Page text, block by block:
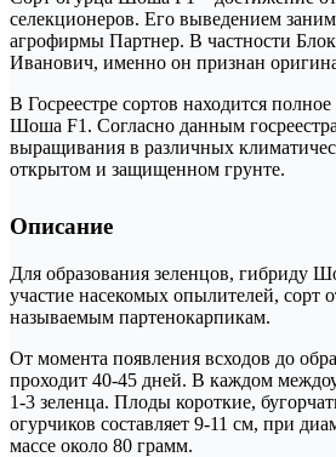
селекционеров. Его выведением
агрофирмы Партнер. В частности
Иванович, именно он признан
В Госреестре сортов находится
Шоша F1. Согласно данным
выращивания в различных
открытом и защищенном грунте.
Описание
Для образования зеленцов, гибриду
участие насекомых опылителей, сорт
называемым партенокарпикам.
От момента появления всходов до
проходит 40-45 дней. В каждом
1-3 зеленца. Плоды короткие,
огурчиков составляет 9-11 см, при
массе около 80 грамм.